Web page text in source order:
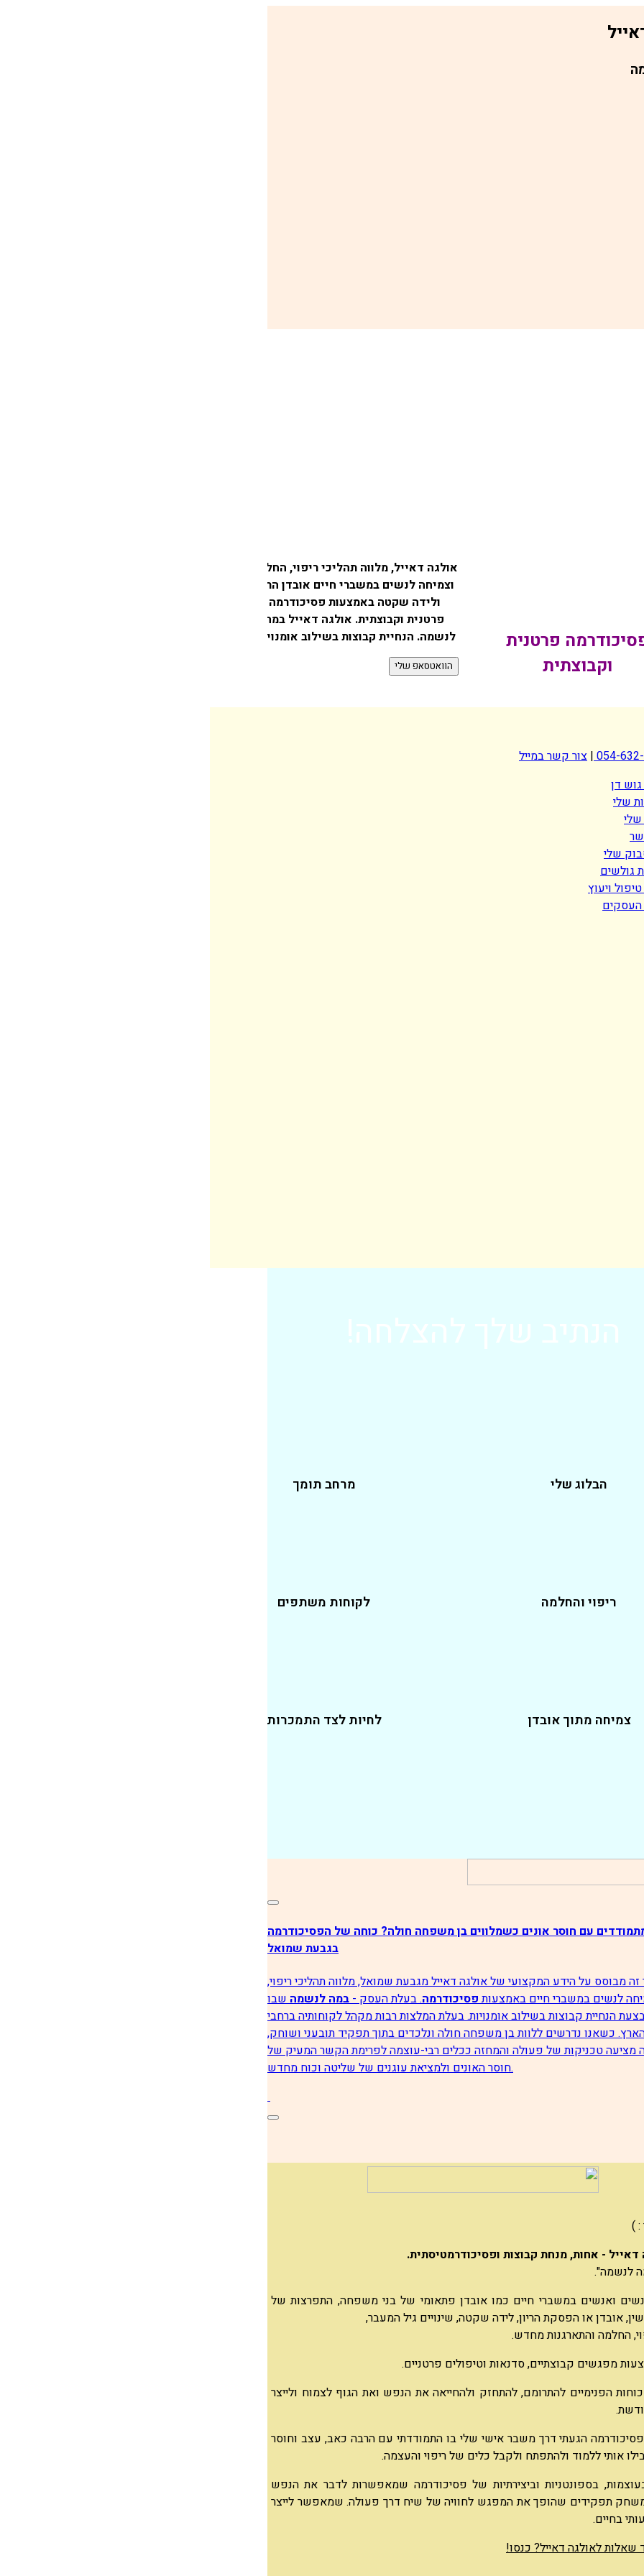
פרטנית
וקבוצתית
אולגה דאייל, מלווה תהליכי ריפוי, החלמה
וצמיחה לנשים במשברי חיים אובדן הריון
ולידה שקטה באמצעות פסיכודרמה
פרטנית וקבוצתית. אולגה דאייל במה
לנשמה. ‏הנחיית קבוצות בשילוב אומנויות.‏
הוואטסאפ שלי
054-
| צור קשר במייל
דן
שלי
שלי
גולשים
ויעוץ
הנתיב שלך להצלחה!
הבלוג שלי מרחב תומך
ריפוי והחלמה לקוחות משתפים
צמיחה מתוך אובדן לחיות לצד התמכרות
עם חוסר אונים כשמלווים בן משפחה חולה? כוחה של הפסיכודרמה
בגבעת שמואל
מבוסס על הידע המקצועי של אולגה דאייל מגבעת שמואל, מלווה תהליכי ריפוי,
לנשים במשברי חיים באמצעותפסיכודרמה. בעלת העסק - במה לנשמה שבו
‏הנחיית קבוצות בשילוב אומנויות. בעלת המלצות רבות מקהל לקוחותיה ברחבי
כשאנו נדרשים ללוות בן משפחה חולה ונלכדים בתוך תפקיד תובעני ושוחק,
מציעה טכניקות של פעולה והמחזה ככלים רבי-עוצמה לפרימת הקשר המעיק של
חוסר האונים ולמציאת עוגנים של שליטה וכוח מחדש.
: )
דאייל - אחות, מנחת קבוצות ופסיכודרמטיסתית.
לנשמה".
נשים ואנשים במשברי חיים כמו אובדן פתאומי של בני משפחה, התפרצות של
אובדן או הפסקת הריון, לידה שקטה, שינויים גיל המעבר,
החלמה והתארגנות מחדש.
מפגשים קבוצתיים, סדנאות וטיפולים פרטניים.
הפנימיים להתרומם, להתחזק ולהחייאה את הנפש ואת הגוף לצמוח ולייצר
הגעתי דרך משבר אישי שלי בו התמודדתי עם הרבה כאב, עצב וחוסר
אותי ללמוד ולהתפתח ולקבל כלים של ריפוי והעצמה.
בספונטניות וביצירתיות של פסיכודרמה שמאפשרות לדבר את הנפש
תפקידים שהופך את המפגש לחוויה של שיח דרך פעולה. שמאפשר לייצר
בחיים.
לאולגה דאייל? כנסו!